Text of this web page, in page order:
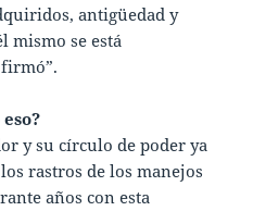
antigüedad y
mismo se está
y su círculo de poder ya
rastros de los manejos
años con esta